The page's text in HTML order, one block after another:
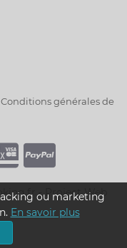
Conditions générales de
-Project Web
ou marketing
En savoir plus